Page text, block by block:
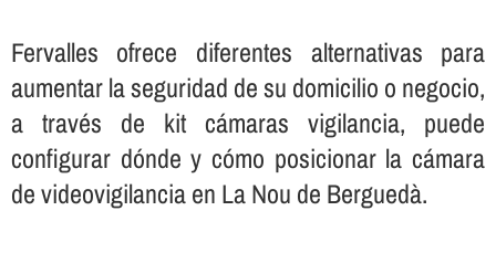
Fervalles ofrece diferentes alternativas para
aumentar la seguridad de su domicilio o negocio,
a través de kit cámaras vigilancia, puede
configurar dónde y cómo posicionar la cámara
de videovigilancia en La Nou de Berguedà.